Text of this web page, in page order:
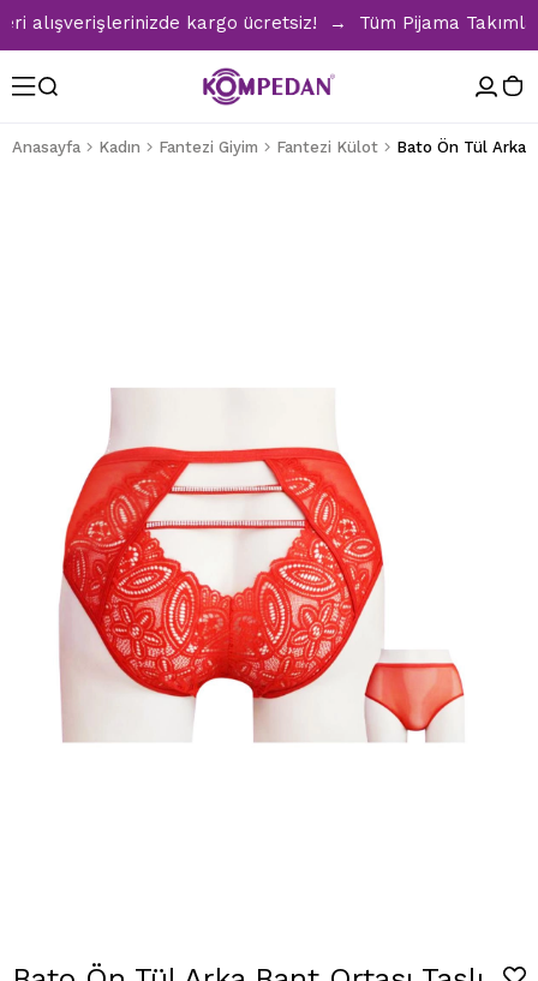
alışverişlerinizde kargo ücretsiz! → Tüm Pijama
Anasayfa Kadın Fantezi Giyim Fantezi Külot Bato Ön Tül Arka